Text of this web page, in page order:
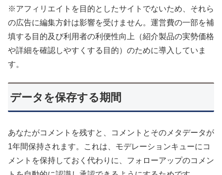
※アフィリエイトを目的としたサイトでないため、それら
の広告に編集方針は影響を受けません。運営費の一部を補
填する目的及び利用者の利便性向上（紹介製品の実勢価格
や詳細を確認しやすくする目的）のために導入していま
す。
データを保存する期間
あなたがコメントを残すと、コメントとそのメタデータが
1年間保持されます。これは、モデレーションキューにコ
メントを保持しておく代わりに、フォローアップのコメン